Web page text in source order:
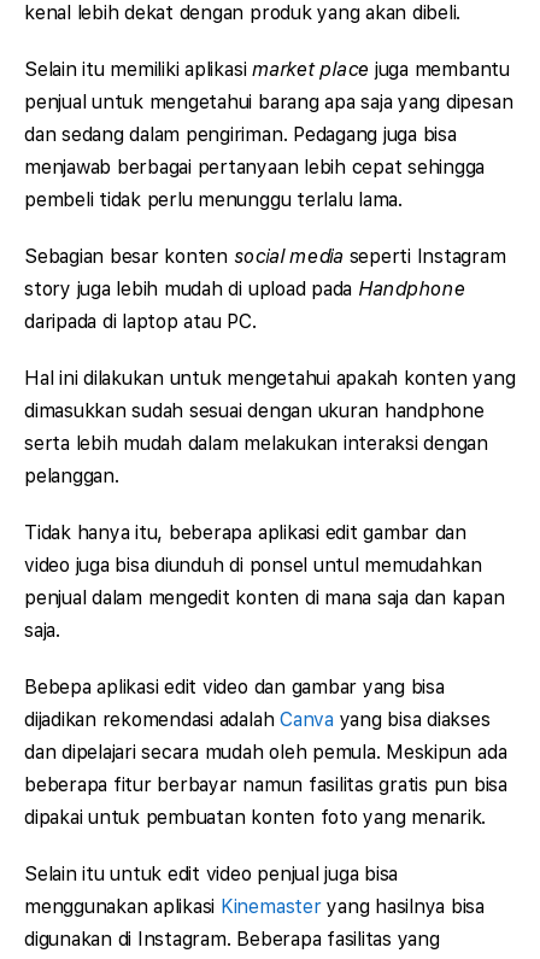
kenal lebih dekat dengan produk yang akan dibeli.
Selain itu memiliki aplikasimarket place juga membantu
penjual untuk mengetahui barang apa saja yang dipesan
dan sedang dalam pengiriman. Pedagang juga bisa
menjawab berbagai pertanyaan lebih cepat sehingga
pembeli tidak perlu menunggu terlalu lama.
Sebagian besar kontensocial media seperti Instagram
story juga lebih mudah di upload pada Handphone
daripada di laptop atau PC.
Hal ini dilakukan untuk mengetahui apakah konten yang
dimasukkan sudah sesuai dengan ukuran handphone
serta lebih mudah dalam melakukan interaksi dengan
pelanggan.
Tidak hanya itu, beberapa aplikasi edit gambar dan
video juga bisa diunduh di ponsel untul memudahkan
penjual dalam mengedit konten di mana saja dan kapan
saja.
Bebepa aplikasi edit video dan gambar yang bisa
dijadikan rekomendasi adalahCanva yang bisa diakses
dan dipelajari secara mudah oleh pemula. Meskipun ada
beberapa fitur berbayar namun fasilitas gratis pun bisa
dipakai untuk pembuatan konten foto yang menarik.
Selain itu untuk edit video penjual juga bisa
menggunakan aplikasi Kinemasteryang hasilnya bisa
digunakan di Instagram. Beberapa fasilitas yang